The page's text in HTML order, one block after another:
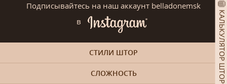
КАЛЬКУЛЯТОР ШТОР
Подписывайтесь на наш аккаунт belladonemsk
в
СТИЛИ ШТОР
СЛОЖНОСТЬ